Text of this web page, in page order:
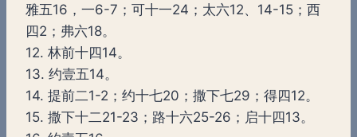
雅五16，一6-7；可十一24；太六12、14-15；西
四2；弗六18。
12. 林前十四14。
13. 约壹五14。
14. 提前二1-2；约十七20；撒下七29；得四12。
15. 撒下十二21-23；路十六25-26；启十四13。